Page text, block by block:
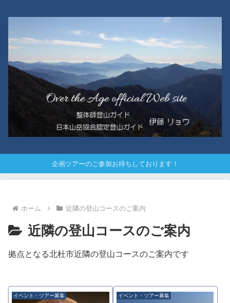
企画ツアーのご参加お待ちしております！
ホーム 近隣の登山コースのご案内
近隣の登山コースのご案内
拠点となる北杜市近隣の登山コースのご案内です
イベント・ツアー募集 イベント・ツアー募集